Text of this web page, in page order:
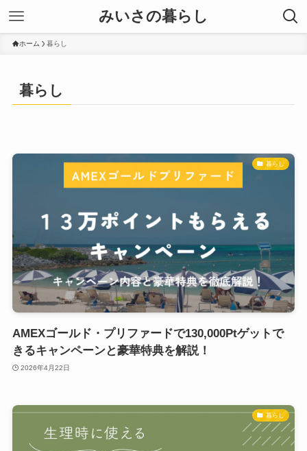
みいさの暮らし
ホーム 暮らし
暮らし
暮らし
AMEXゴールド・プリファードで130,000Ptゲットで
きるキャンペーンと豪華特典を解説！
2026年4月22日
暮らし